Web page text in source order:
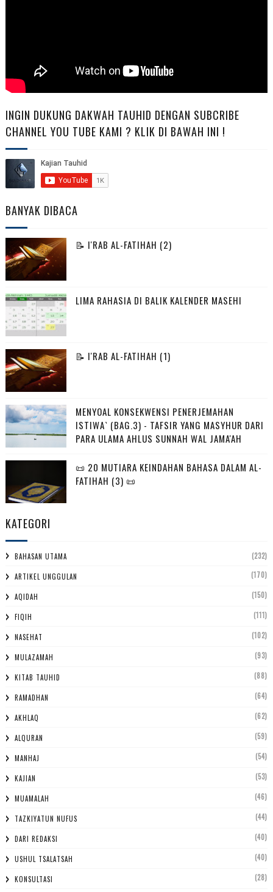
INGIN DUKUNG DAKWAH TAUHID DENGAN SUBCRIBE
CHANNEL YOU TUBE KAMI ? KLIK DI BAWAH INI !
BANYAK DIBACA
📝 I'RAB AL-FATIHAH (2)
LIMA RAHASIA DI BALIK KALENDER MASEHI
📝 I'RAB AL-FATIHAH (1)
MENYOAL KONSEKWENSI PENERJEMAHAN
ISTIWA` (BAG.3) - TAFSIR YANG MASYHUR DARI
PARA ULAMA AHLUS SUNNAH WAL JAMA'AH
📜 20 MUTIARA KEINDAHAN BAHASA DALAM AL-
FATIHAH (3) 📜
KATEGORI
BAHASAN UTAMA (232)
ARTIKEL UNGGULAN (170)
AQIDAH (150)
FIQIH (111)
NASEHAT (102)
MULAZAMAH (93)
KITAB TAUHID (88)
RAMADHAN (64)
AKHLAQ (62)
ALQURAN (59)
MANHAJ (54)
KAJIAN (53)
MUAMALAH (46)
TAZKIYATUN NUFUS (44)
DARI REDAKSI (40)
USHUL TSALATSAH (40)
KONSULTASI (28)